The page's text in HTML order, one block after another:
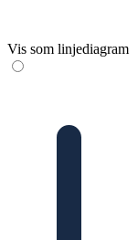
Vis som linjediagram